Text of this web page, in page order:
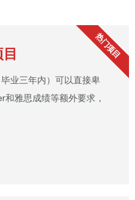
业三年内）可以直接卑
雅思成绩等额外要求，
热门项目